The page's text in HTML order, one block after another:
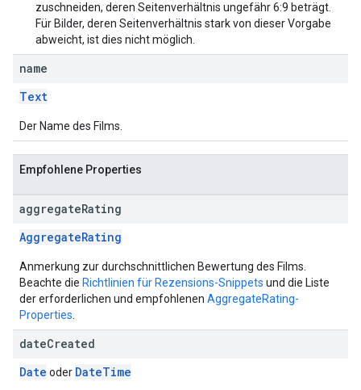
zuschneiden, deren Seitenverhältnis ungefähr 6:9 beträgt.
Für Bilder, deren Seitenverhältnis stark von dieser Vorgabe
abweicht, ist dies nicht möglich.
name
Text
Der Name des Films.
Empfohlene Properties
aggregateRating
AggregateRating
Anmerkung zur durchschnittlichen Bewertung des Films.
Beachte die Richtlinien für Rezensions-Snippets und die Liste
der erforderlichen und empfohlenen AggregateRating-
Properties
dateCreated
Date oder DateTime